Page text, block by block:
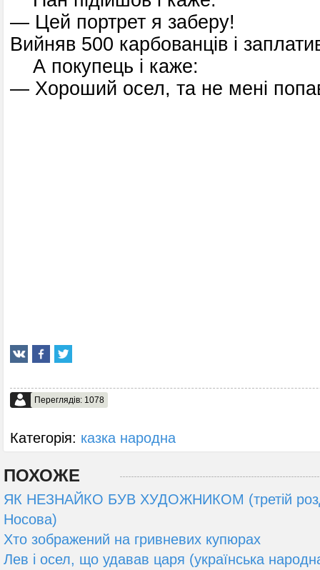
— Цей портрет я заберу!
Вийняв 500 карбованців і
А покупець і каже:
— Хороший осел, та не мені
Переглядів: 1078
Категорія: казка народна
ПОХОЖЕ
ЯК НЕЗНАЙКО БУВ ХУДОЖНИКОМ (третій
Носова)
Хто зображений на гривневих купюрах
Лев і осел, що удавав царя (українська